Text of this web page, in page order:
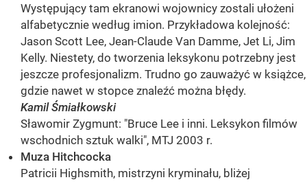
Występujący tam ekranowi wojownicy zostali ułożeni
alfabetycznie według imion. Przykładowa kolejność:
Jason Scott Lee, Jean-Claude Van Damme, Jet Li, Jim
Kelly. Niestety, do tworzenia leksykonu potrzebny jest
jeszcze profesjonalizm. Trudno go zauważyć w książce,
gdzie nawet w stopce znaleźć można błędy.
Kamil Śmiałkowski
Sławomir Zygmunt: "Bruce Lee i inni. Leksykon filmów
wschodnich sztuk walki", MTJ 2003 r.
Muza Hitchcocka
Patricii Highsmith, mistrzyni kryminału, bliżej